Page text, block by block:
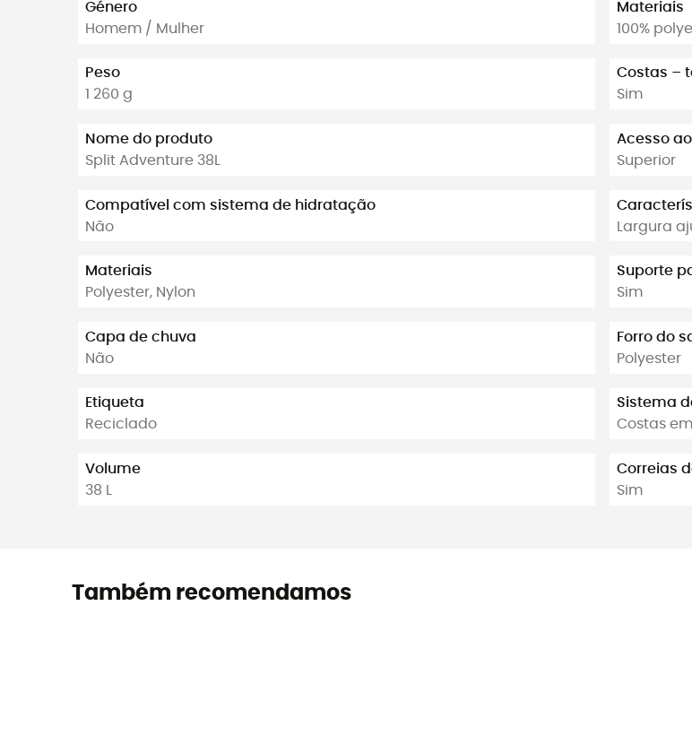
Género
Homem / Mulher
Peso
1 260 g
Nome do produto
Split Adventure 38L
Compatível com sistema de hidratação
Não
Materiais
Polyester, Nylon
Capa de chuva
Não
Etiqueta
Reciclado
Volume
38 L
Materiais
100%
Costas –
Sim
Acesso
Superior
Largura
Suporte
Sim
Forro do
Polyester
Sistema
Costas
Correias
Sim
Também recomendamos